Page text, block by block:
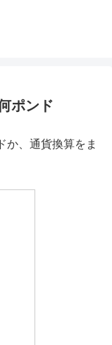
ポンド
か、通貨換算をま